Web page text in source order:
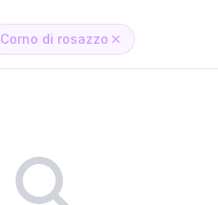
Corno di rosazzo